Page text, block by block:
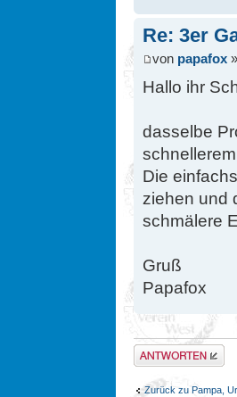
Re: 3er
von papafox
Hallo ihr
dasselbe
Die
ziehen und
schmälere
Gruß
Papafox
Antwort erstellen
Zurück zu Pampa,